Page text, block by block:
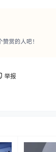
赏的人吧！
举报